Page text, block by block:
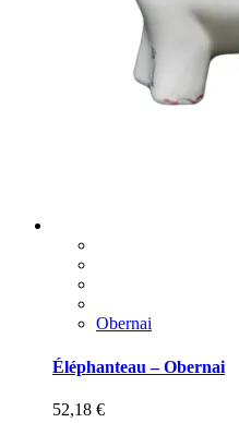
Obernai
Éléphanteau – Obernai
52,18 €